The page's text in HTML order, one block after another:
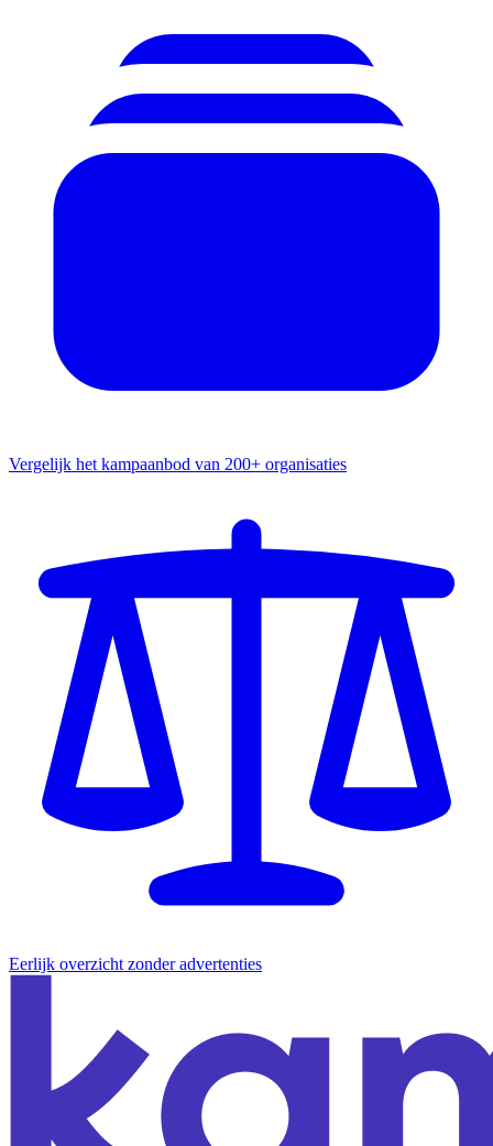
Vergelijk het kampaanbod van 200+ organisaties
Eerlijk overzicht zonder advertenties